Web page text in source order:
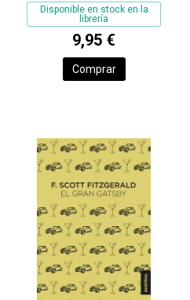
Disponible en stock en la
librería
9,95 €
Comprar